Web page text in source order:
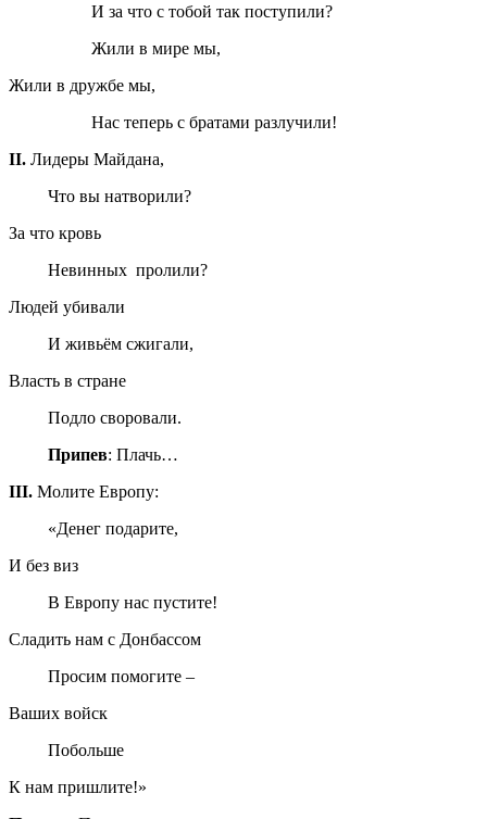
И за что с тобой так поступили?
Жили в мире мы,
Жили в дружбе мы,
Нас теперь с братами разлучили!
II. Лидеры Майдана,
Что вы натворили?
За что кровь
Невинных пролили?
Людей убивали
И живьём сжигали,
Власть в стране
Подло своровали.
Припев: Плачь…
III. Молите Европу:
«Денег подарите,
И без виз
В Европу нас пустите!
Сладить нам с Донбассом
Просим помогите –
Ваших войск
Побольше
К нам пришлите!»